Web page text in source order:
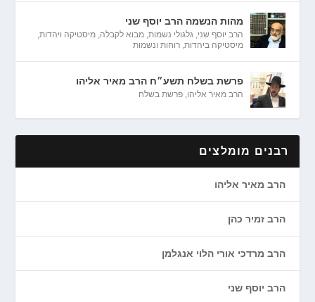
מהות הנשמה הרב יוסף שני
הרב יוסף שני,גלגולי נשמות,מבוא לקבלה,מיסטיקה ויהדות,
מיסטיקה ביהדות,רוחות ונשמות
פרשת בשלח תשע״ח הרב מאיר אליהו
הרב מאיר אליהו,פרשת בשלח
רבנים מומלצים
הרב מאיר אליהו
הרב זמיר כהן
הרב מרדכי אורי הלוי אנגלמן
הרב יוסף שני